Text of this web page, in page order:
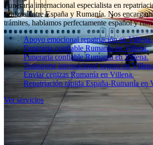
Funeraria internacional especialista en
cenizas entre España y Rumanía. Nos
trámites, hablamos perfectamente español y
Apoyo emocional repatriación en Villena.
Funeraria confiable Rumanía en Villena.
Funeraria confiable Rumanía en Villena.
Transporte internacional seguro en
Enviar cenizas Rumanía en Villena.
Repatriación rápida España-Rumanía en
Ver servicios